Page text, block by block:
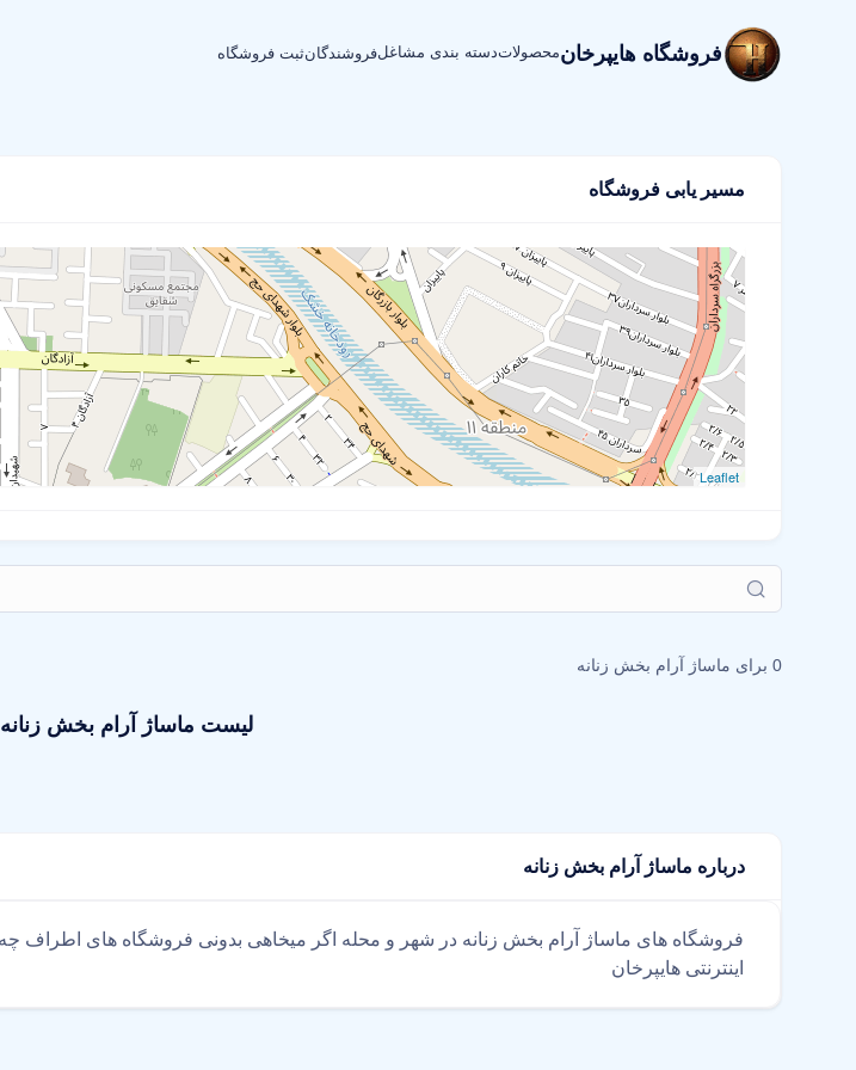
فروشگاه هایپرخانمحصولاتدسته بندی مشاغلفروشندگانثبت فروشگاه
مسیر یابی فروشگاه
Leaflet
0 برای ماساژ آرام بخش زنانه
لیست ماساژ آرام بخش
درباره ماساژ آرام بخش زنانه
فروشگاه های ماساژ آرام بخش زنانه در شهر و محله اگر میخاهی بدونی فروشگاه های اطراف
اینترنتی هایپرخان